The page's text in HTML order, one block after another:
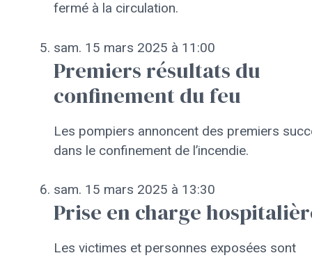
fermé à la circulation.
sam. 15 mars 2025 à 11:00
Premiers résultats du
confinement du feu
Les pompiers annoncent des premiers
dans le confinement de l’incendie.
sam. 15 mars 2025 à 13:30
Prise en charge
Les victimes et personnes exposées sont